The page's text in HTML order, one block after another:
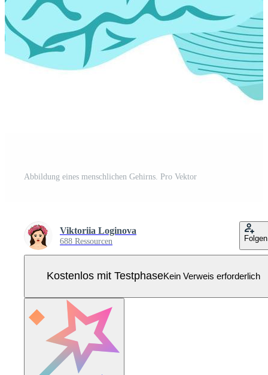
Abbildung eines menschlichen Gehirns. Pro Vektor
Viktoriia Loginova
688 Ressourcen Folgen
Kostenlos mit TestphaseKein Verweis erforderlich